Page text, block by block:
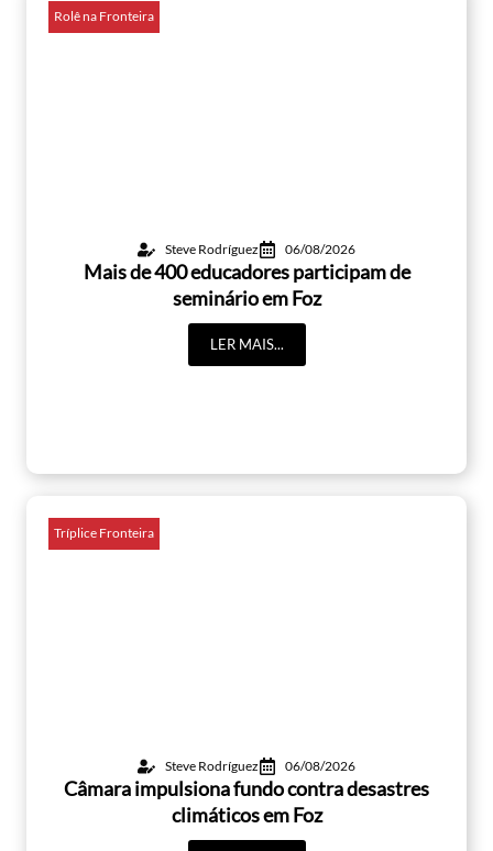
Rolê na Fronteira
Steve Rodríguez 06/08/2026
Mais de 400 educadores participam de
seminário em Foz
LER MAIS...
Tríplice Fronteira
Steve Rodríguez 06/08/2026
Câmara impulsiona fundo contra desastres
climáticos em Foz